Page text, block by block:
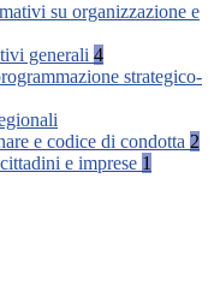
su organizzazione e
generali 4
strategico-
e codice di condotta 2
e imprese 1